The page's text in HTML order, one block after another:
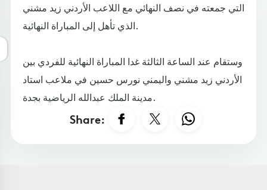
التي جمعته في نصف النهائي مع اللاعب الأردني زيد مشني
الذي تأهل إلى المباراة النهائية.
وستقام عند الساعة الثالثة غدا المباراة النهائية للفردي بين
الأردني زيد مشني واليمني نورس حسين في ملاعب استاد
مدينة الملك عبدالله الرياضية بجدة.
Share: